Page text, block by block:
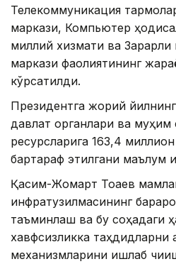
Телекоммуникация
маркази, Компьютер
миллий хизмати ва
маркази фаолиятининг
кўрсатилди.
Президентга жорий
давлат органлари ва муҳим
ресурсларига 163,4
бартараф этилгани маълум
Қасим-Жомарт Тоқаев
инфратузилмасининг
таъминлаш ва бу соҳадаги
хавфсизликка таҳдидларни
механизмларини ишлаб